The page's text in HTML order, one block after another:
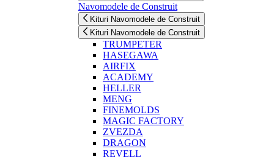
Navomodele de Construit
Kituri Navomodele de Construit
Kituri Navomodele de Construit
TRUMPETER
HASEGAWA
AIRFIX
ACADEMY
HELLER
MENG
FINEMOLDS
MAGIC FACTORY
ZVEZDA
DRAGON
REVELL